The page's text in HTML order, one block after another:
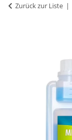
Zurück zur Liste